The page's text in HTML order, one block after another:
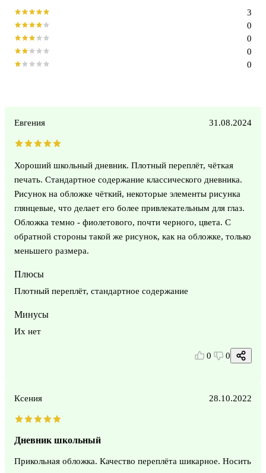
0
0
0
0
3
Евгения 31.08.2024
Хороший школьный дневник. Плотный переплёт, чёткая
печать. Стандартное содержание классического дневника.
Рисунок на обложке чёткий, некоторые элементы рисунка
глянцевые, что делает его более привлекательным для глаз.
Обложка темно - фиолетового, почти черного, цвета. С
обратной стороны такой же рисунок, как на обложке, только
меньшего размера.
Плюсы
Плотный переплёт, стандартное содержание
Минусы
Их нет
0 0
Ксения 28.10.2022
Дневник школьный
Прикольная обложка. Качество переплёта шикарное. Носить